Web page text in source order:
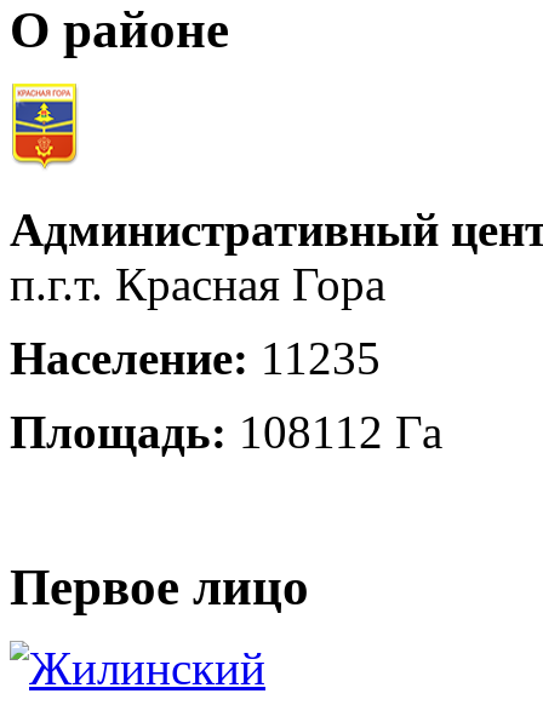
О районе
Административный
п.г.т. Красная Гора
Население: 11235
Площадь: 108112 Га
Первое лицо